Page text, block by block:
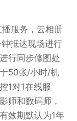
播服务，云相册
抵达现场进行
行同步修图处
50张/小时/机
1对1在线服
师和数码师，
效期默认为1年